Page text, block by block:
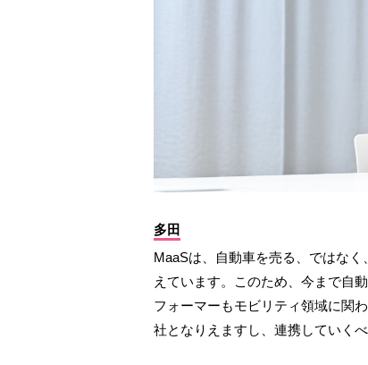
多田
MaaSは、自動車を売る、ではな
えています。このため、今まで自
フォーマーもモビリティ領域に関
社となりえますし、連携していく